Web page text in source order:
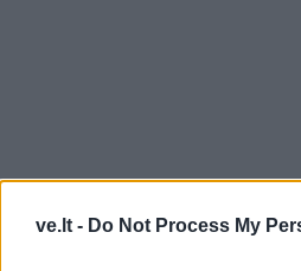
ve.lt - Do Not Process My
Šilutės turizmo informacijos